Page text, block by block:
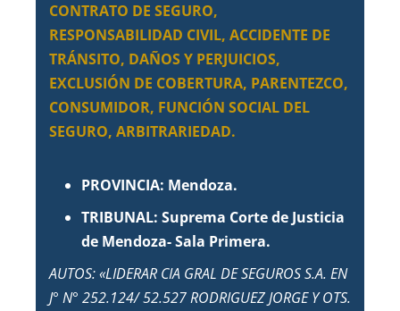
CONTRATO DE SEGURO,
RESPONSABILIDAD CIVIL, ACCIDENTE DE
TRÁNSITO, DAÑOS Y PERJUICIOS,
EXCLUSIÓN DE COBERTURA, PARENTEZCO,
CONSUMIDOR, FUNCIÓN SOCIAL DEL
SEGURO, ARBITRARIEDAD.
PROVINCIA: Mendoza.
TRIBUNAL: Suprema Corte de Justicia
de Mendoza- Sala Primera.
AUTOS: «LIDERAR CIA GRAL DE SEGUROS S.A. EN
J° N° 252.124/ 52.527 RODRIGUEZ JORGE Y OTS.